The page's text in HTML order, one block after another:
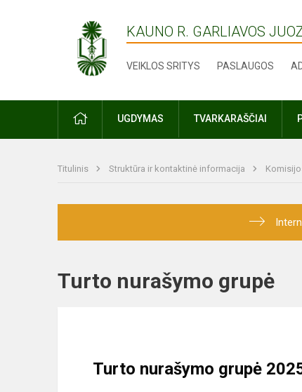
KAUNO R. GARLIAVOS
VEIKLOS SRITYS PASLAUGOS
PRADŽIAUGDYMAS TVARKARAŠČIAI
Titulinis Struktūra ir kontaktinė informacija
Turto nurašymo grupė
Turto nurašymo grupė